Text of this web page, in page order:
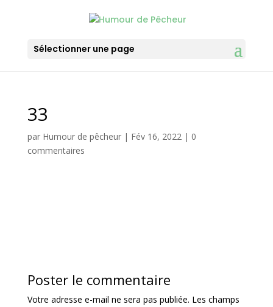
Sélectionner une page
33
par Humour de pêcheur| Fév 16, 2022| 0
commentaires
Poster le commentaire
Votre adresse e-mail ne sera pas publiée. Les champs